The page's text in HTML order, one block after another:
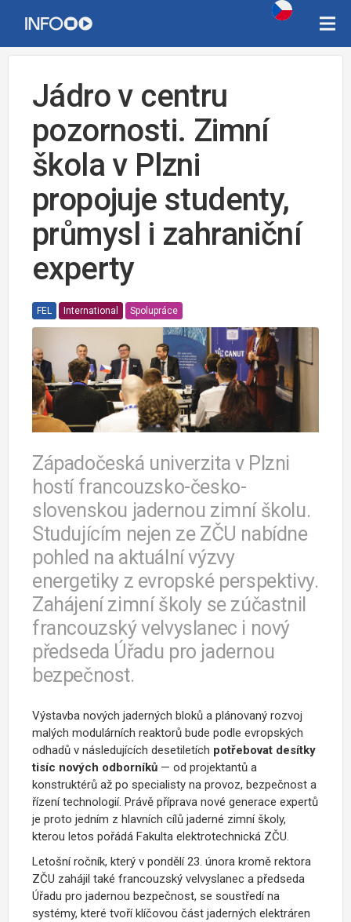
Jádro v centru
pozornosti. Zimní
škola v Plzni
propojuje studenty,
průmysl i zahraniční
experty
FEL International Spolupráce
Západočeská univerzita v Plzni
hostí francouzsko-česko-
slovenskou jadernou zimní školu.
Studujícím nejen ze ZČU nabídne
pohled na aktuální výzvy
energetiky z evropské perspektivy.
Zahájení zimní školy se zúčastnil
francouzský velvyslanec i nový
předseda Úřadu pro jadernou
bezpečnost.
Výstavba nových jaderných bloků a plánovaný rozvoj
malých modulárních reaktorů bude podle evropských
odhadů v následujících desetiletích potřebovat desítky
tisíc nových odborníků — od projektantů a
konstruktérů až po specialisty na provoz, bezpečnost a
řízení technologií. Právě příprava nové generace expertů
je proto jedním z hlavních cílů jaderné zimní školy,
kterou letos pořádá Fakulta elektrotechnická ZČU.
Letošní ročník, který v pondělí 23. února kromě rektora
ZČU zahájil také francouzský velvyslanec a předseda
Úřadu pro jadernou bezpečnost, se soustředí na
systémy, které tvoří klíčovou část jaderných elektráren